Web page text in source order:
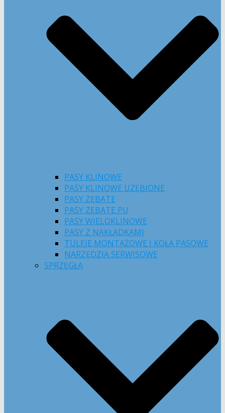
PASY KLINOWE
PASY KLINOWE UZĘBIONE
PASY ZĘBATE
PASY ZĘBATE PU
PASY WIELOKLINOWE
PASY Z NAKŁADKAMI
TULEJE MONTAŻOWE I KOŁA PASOWE
NARZĘDZIA SERWISOWE
SPRZĘGŁA